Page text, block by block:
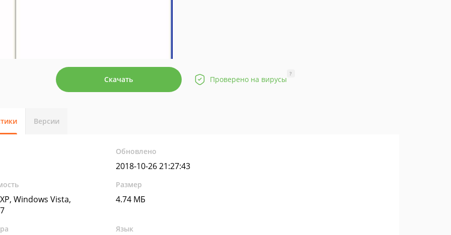
Скачать Проверено на вирусы
?
Версии
Обновлено
2018-10-26 21:27:43
Windows Vista,
Размер
4.74 МБ
Язык